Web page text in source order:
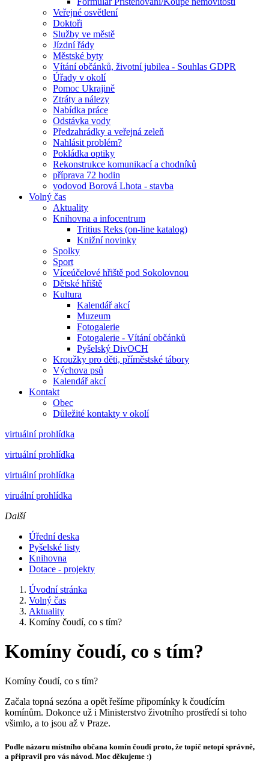
Veřejné osvětlení
Doktoři
Služby ve městě
Jízdní řády
Městské byty
Vítání občánků, životní jubilea - Souhlas GDPR
Úřady v okolí
Pomoc Ukrajině
Ztráty a nálezy
Nabídka práce
Odstávka vody
Předzahrádky a veřejná zeleň
Nahlásit problém?
Pokládka optiky
Rekonstrukce komunikací a chodníků
příprava 72 hodin
vodovod Borová Lhota - stavba
Volný čas
Aktuality
Knihovna a infocentrum
Tritius Reks (on-line katalog)
Knižní novinky
Spolky
Sport
Víceúčelové hřiště pod Sokolovnou
Dětské hřiště
Kultura
Kalendář akcí
Muzeum
Fotogalerie
Fotogalerie - Vítání občánků
Pyšelský DivOCH
Kroužky pro děti, příměstské tábory
Výchova psů
Kalendář akcí
Kontakt
Obec
Důležité kontakty v okolí
virtuální prohlídka
virtuální prohlídka
virtuální prohlídka
viruální prohlídka
Další
Úřední deska
Pyšelské listy
Knihovna
Dotace - projekty
Úvodní stránka
Volný čas
Aktuality
Komíny čoudí, co s tím?
Komíny čoudí, co s tím?
Komíny čoudí, co s tím?
Začala topná sezóna a opět řešíme připomínky k čoudícím
komínům. Dokonce už i Ministerstvo životního prostředí si toho
všimlo, a to jsou až v Praze.
Podle názoru místního občana komín čoudí proto, že topič netopí správně,
a připravil pro vás návod. Moc děkujeme :)